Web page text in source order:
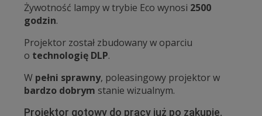
Żywotność lampy w trybie Eco wynosi 2500
godzin.
Projektor został zbudowany w oparciu
o technologię DLP.
W pełni sprawny, poleasingowy projektor w
bardzo dobrym stanie wizualnym.
Projektor gotowy do pracy już po zakupie.